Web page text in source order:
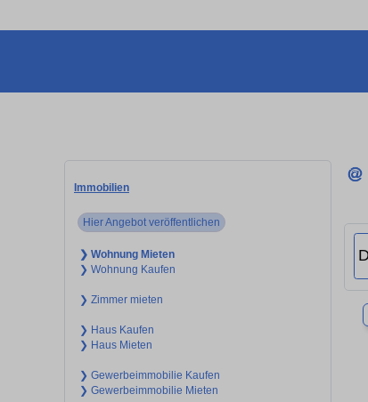
Immobilien
Hier Angebot veröffentlichen
❯ Wohnung Mieten
❯ Wohnung Kaufen
❯ Zimmer mieten
❯ Haus Kaufen
❯ Haus Mieten
❯ Gewerbeimmobilie Kaufen
❯ Gewerbeimmobilie Mieten